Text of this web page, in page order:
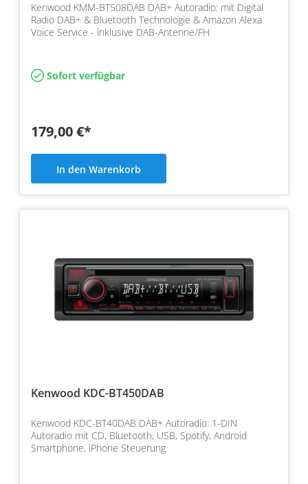
Kenwood KMM-BT508DAB DAB+ Autoradio: mit Digital
Radio DAB+ & Bluetooth Technologie & Amazon Alexa
Voice Service - inklusive DAB-Antenne/FH
Sofort verfügbar
179,00 €*
In den Warenkorb
Kenwood KDC-BT450DAB
Kenwood KDC-BT40DAB DAB+ Autoradio: 1-DIN
Autoradio mit CD, Bluetooth, USB, Spotify, Android
Smartphone, iPhone Steuerung